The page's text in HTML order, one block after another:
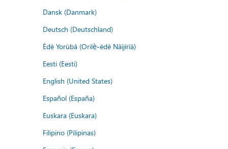
Dansk (Danmark)
Deutsch (Deutschland)
Èdè Yorùbá (Orilẹ̀-èdè Nàìjíríà)
Eesti (Eesti)
English (United States)
Español (España)
Euskara (Euskara)
Filipino (Pilipinas)